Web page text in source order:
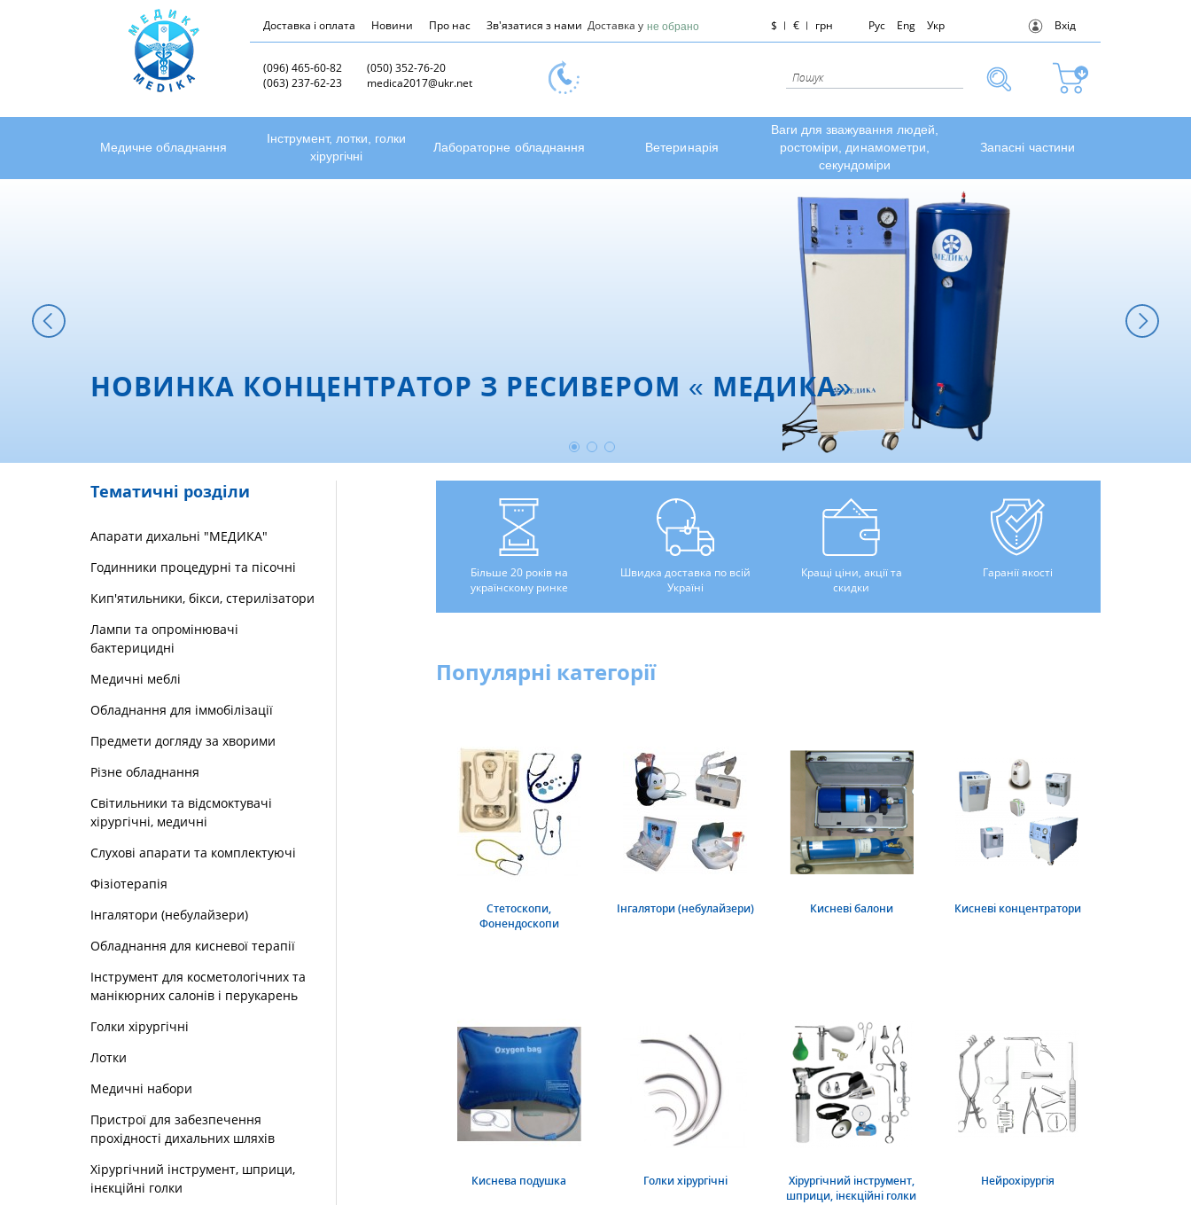
Доставка і оплата Новини Про нас Зв'язатися з нами Доставка у не обрано $ € грн Рус Eng Укр Вхід
(096) 465-60-82
(050) 352-76-20
(063) 237-62-23
medica2017@ukr.net
Медичне обладнання
Інструмент, лотки, голки
хірургічні
Лабораторне обладнання Ветеринарія
Ваги для зважування людей,
ростоміри, динамометри,
секундоміри
Запасні частини
НОВИНКА КОНЦЕНТРАТОР З РЕСИВЕРОМ « МЕДИКА»
Тематичні розділи
Апарати дихальні "МЕДИКА"
Годинники процедурні та пісочні
Кип'ятильники, бікси, стерилізатори
Лампи та опромінювачі
бактерицидні
Медичні меблі
Обладнання для іммобілізації
Предмети догляду за хворими
Різне обладнання
Світильники та відсмоктувачі
хірургічні, медичні
Слухові апарати та комплектуючі
Фізіотерапія
Інгалятори (небулайзери)
Обладнання для кисневої терапії
Інструмент для косметологічних та
манікюрних салонів і перукарень
Голки хірургічні
Лотки
Медичні набори
Пристрої для забезпечення
прохідності дихальних шляхів
Хірургічний інструмент, шприци,
інєкційні голки
Більше 20 років на
українскому ринке
Швидка доставка по всій
Україні
Кращі ціни, акції та
скидки
Гаранії якості
Популярні категорії
Стетоскопи,
Фонендоскопи
Інгалятори (небулайзери) Кисневі балони Кисневі концентратори
Киснева подушка Голки хірургічні
Хірургічний інструмент,
шприци, інєкційні голки
Нейрохірургія